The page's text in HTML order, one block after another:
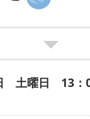
土曜日 13：